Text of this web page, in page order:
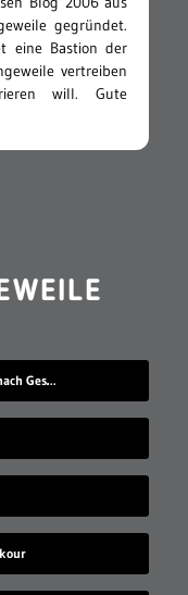
gegründet.
eine Bastion der
vertreiben
will. Gute
Einsamer Astronaut auf der Suche nach Gesellschaft